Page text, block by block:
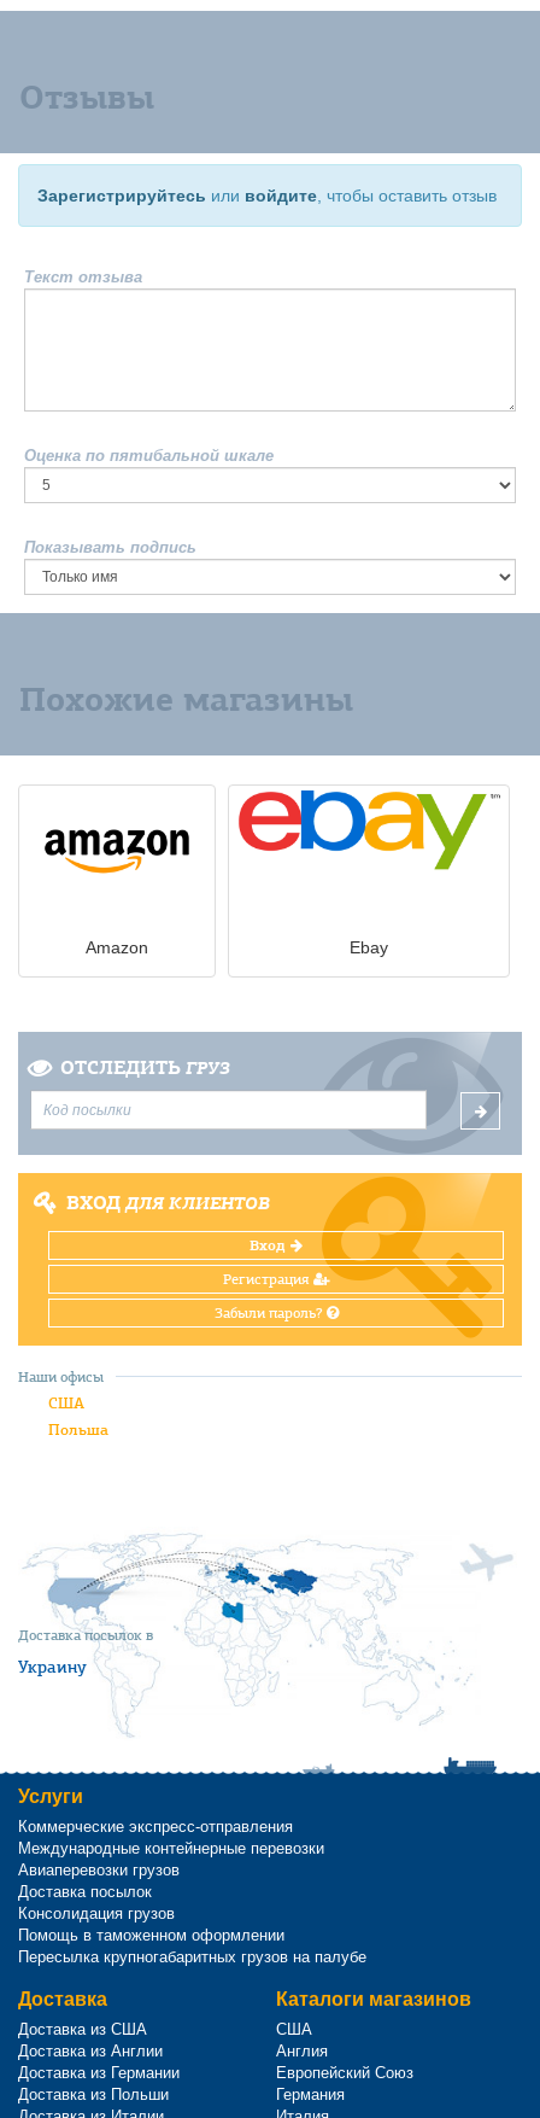
Отзывы
Зарегистрируйтесь или войдите , чтобы оставить отзыв
Текст отзыва
Оценка по пятибальной шкале
Показывать подпись
Похожие магазины
Amazon Ebay
ОТСЛЕДИТЬ ГРУЗ
ВХОДДЛЯ КЛИЕНТОВ
Вход
Регистрация
Забыли пароль?
Доставка посылок в
Украину
Наши офисы
США
Польша
Услуги
Коммерческие экспресс-отправления
Международные контейнерные перевозки
Авиаперевозки грузов
Доставка посылок
Консолидация грузов
Помощь в таможенном оформлении
Пересылка крупногабаритных грузов на палубе
Доставка
Доставка из США
Доставка из Англии
Доставка из Германии
Доставка из Польши
Каталоги магазинов
США
Англия
Европейский Союз
Германия